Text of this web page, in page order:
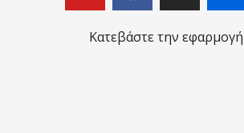
Κατεβάστε την